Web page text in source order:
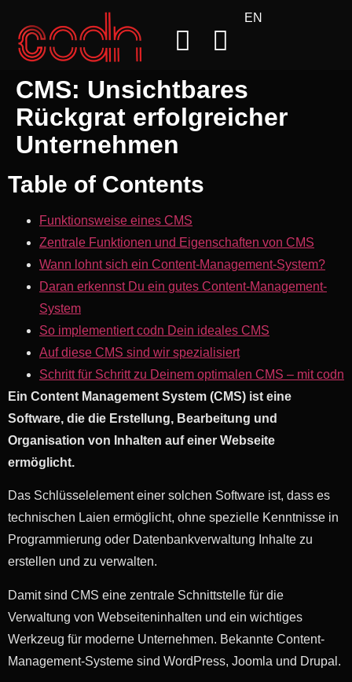
EN
CMS: Unsichtbares
Rückgrat erfolgreicher
Unternehmen
Table of Contents
Funktionsweise eines CMS
Zentrale Funktionen und Eigenschaften von CMS
Wann lohnt sich ein Content-Management-System?
Daran erkennst Du ein gutes Content-Management-
System
So implementiert codn Dein ideales CMS
Auf diese CMS sind wir spezialisiert
Schritt für Schritt zu Deinem optimalen CMS – mit codn
Ein Content Management System (CMS) ist eine
Software, die die Erstellung, Bearbeitung und
Organisation von Inhalten auf einer Webseite
ermöglicht.
Das Schlüsselelement einer solchen Software ist, dass es
technischen Laien ermöglicht, ohne spezielle Kenntnisse in
Programmierung oder Datenbankverwaltung Inhalte zu
erstellen und zu verwalten.
Damit sind CMS eine zentrale Schnittstelle für die
Verwaltung von Webseiteninhalten und ein wichtiges
Werkzeug für moderne Unternehmen. Bekannte Content-
Management-Systeme sind WordPress, Joomla und Drupal.